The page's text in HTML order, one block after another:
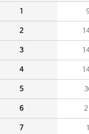
1
2
3
4
5
6
7